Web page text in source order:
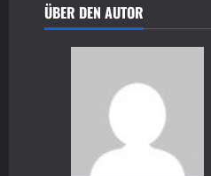
ÜBER DEN AUTOR